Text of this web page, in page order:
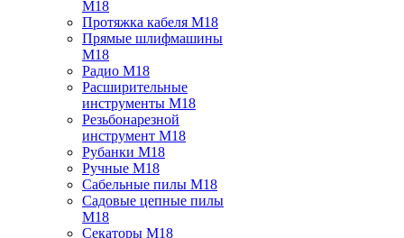
M18
Протяжка кабеля M18
Прямые шлифмашины
M18
Радио M18
Расширительные
инструменты M18
Резьбонарезной
инструмент M18
Рубанки M18
Ручные M18
Сабельные пилы M18
Садовые цепные пилы
M18
Секаторы M18